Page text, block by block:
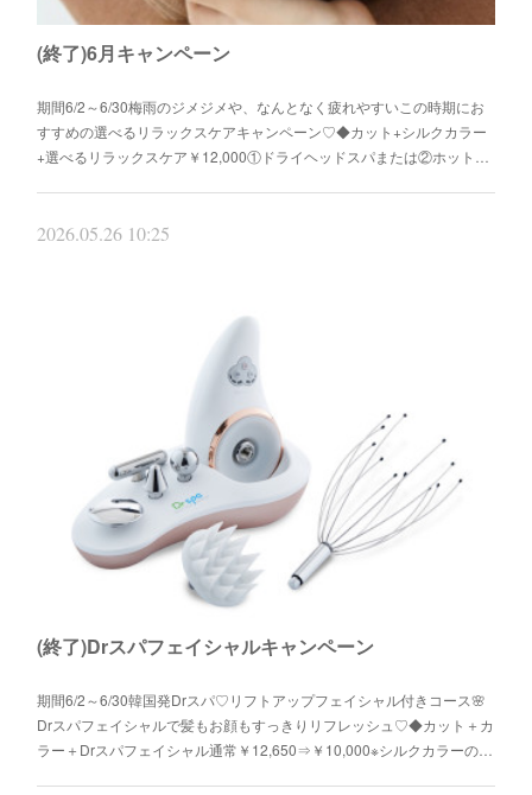
(終了)6月キャンペーン
期間6/2～6/30梅雨のジメジメや、なんとなく疲れやすいこの時期にお
すすめの選べるリラックスケアキャンペーン♡◆カット+シルクカラー
+選べるリラックスケア￥12,000①ドライヘッドスパまたは②ホット…
2026.05.26 10:25
(終了)Drスパフェイシャルキャンペーン
期間6/2～6/30韓国発Drスパ♡リフトアップフェイシャル付きコース🌸
Drスパフェイシャルで髪もお顔もすっきりリフレッシュ♡◆カット＋カ
ラー＋Drスパフェイシャル通常￥12,650⇒￥10,000※シルクカラーの…